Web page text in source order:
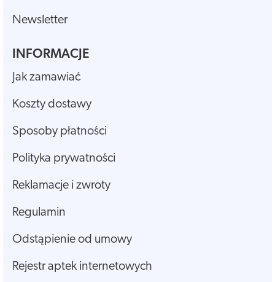
Newsletter
INFORMACJE
Jak zamawiać
Koszty dostawy
Sposoby płatności
Polityka prywatności
Reklamacje i zwroty
Regulamin
Odstąpienie od umowy
Rejestr aptek internetowych